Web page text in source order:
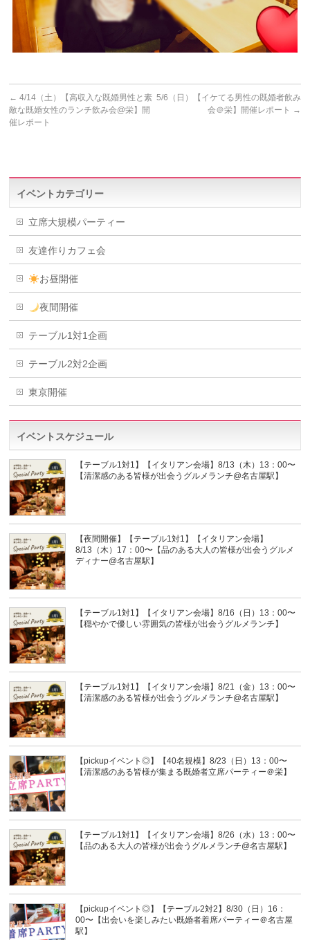
← 4/14（土）【高収入な既婚男性と素
敵な既婚女性のランチ飲み会@栄】開
催レポート
5/6（日）【イケてる男性の既婚者飲み
会＠栄】開催レポート →
イベントカテゴリー
立席大規模パーティー
友達作りカフェ会
お昼開催
夜間開催
テーブル1対1企画
テーブル2対2企画
東京開催
イベントスケジュール
【テーブル1対1】【イタリアン会場】8/13（木）13：00〜
【清潔感のある皆様が出会うグルメランチ@名古屋駅】
【夜間開催】【テーブル1対1】【イタリアン会場】
8/13（木）17：00〜【品のある大人の皆様が出会うグルメ
ディナー@名古屋駅】
【テーブル1対1】【イタリアン会場】8/16（日）13：00〜
【穏やかで優しい雰囲気の皆様が出会うグルメランチ】
【テーブル1対1】【イタリアン会場】8/21（金）13：00〜
【清潔感のある皆様が出会うグルメランチ@名古屋駅】
【pickupイベント◎】【40名規模】8/23（日）13：00〜
【清潔感のある皆様が集まる既婚者立席パーティー＠栄】
【テーブル1対1】【イタリアン会場】8/26（水）13：00〜
【品のある大人の皆様が出会うグルメランチ@名古屋駅】
【pickupイベント◎】【テーブル2対2】8/30（日）16：
00〜【出会いを楽しみたい既婚者着席パーティー＠名古屋
駅】